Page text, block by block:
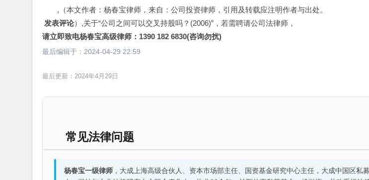
,（本文作者：杨春宝律师，来自：公司投资律师，引用及转载应注明作者与出处。
发表评论）,关于“公司之间可以交叉持股吗？(2006)”，若需聘请公司法律师，
请立即致电杨春宝高级律师：1390 182 6830(咨询勿扰)
最后编辑于： 2024-04-29 22:59
最后更新：2024年4月29日
常见法律问题
杨春宝一级律师，大成上海高级合伙人、资本市场部主任、国资基金研究中心主任，大成中国区私